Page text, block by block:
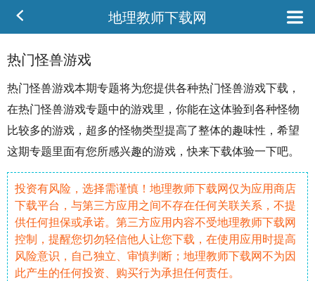
地理教师下载网
热门怪兽游戏
热门怪兽游戏本期专题将为您提供各种热门怪兽游戏下载，
在热门怪兽游戏专题中的游戏里，你能在这体验到各种怪物
比较多的游戏，超多的怪物类型提高了整体的趣味性，希望
这期专题里面有您所感兴趣的游戏，快来下载体验一下吧。
投资有风险，选择需谨慎！地理教师下载网仅为应用商店
下载平台，与第三方应用之间不存在任何关联关系，不提
供任何担保或承诺。第三方应用内容不受地理教师下载网
控制，提醒您切勿轻信他人让您下载，在使用应用时提高
风险意识，自己独立、审慎判断；地理教师下载网不为因
此产生的任何投资、购买行为承担任何责任。